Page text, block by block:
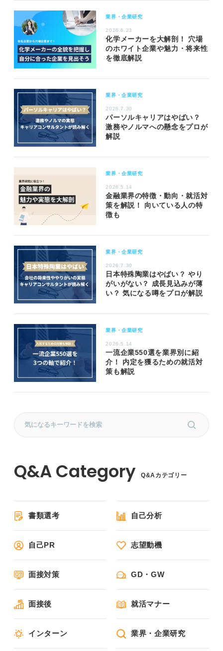
業界・企業研究
2026.6.23
化学メーカーを大解剖！ 穴場
のホワイト企業や魅力・将来性
を徹底解説
業界・企業研究
2026.7.30
パーソルキャリアはやばい？
激務やノルマへの懸念をプロが
解説
業界・企業研究
2026.5.14
金融業界の特徴・動向・就活対
策を解説！ 向いている人の特
徴も
業界・企業研究
2026.7.30
日本特殊陶業はやばい？ やり
がいがない？ 成長見込みが薄
い？ 気になる噂をプロが解説
業界・企業研究
2026.5.14
一流企業550選を業界別に紹
介！ 内定を獲るための就活対
策も解説
Q&Aカテゴリー
書類選考 自己分析
自己PR 志望動機
面接対策 GD・GW
面接後 就活マナー
インターン 業界・企業研究